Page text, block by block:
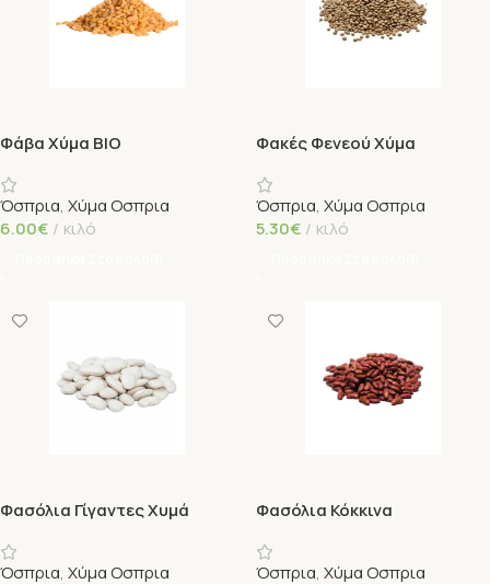
Φάβα Χύμα BIO
Όσπρια, Χύμα Οσπρια
6.00€ κιλό
Φακές Φενεού Χύμα
Όσπρια, Χύμα Οσπρια
5.30€ κιλό
Φασόλια Γίγαντες Χυμά
Όσπρια, Χύμα Οσπρια
Φασόλια Κόκκινα
Όσπρια, Χύμα Οσπρια